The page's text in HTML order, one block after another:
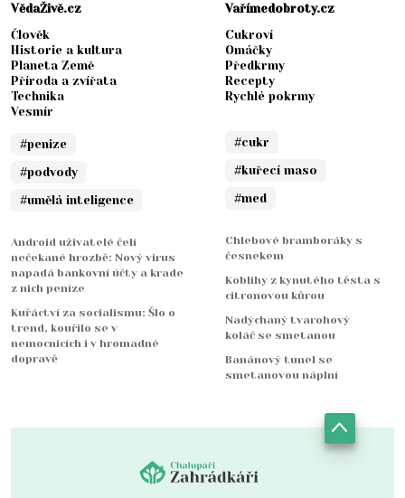
VědaŽivě.cz
Člověk
Historie a kultura
Planeta Země
Příroda a zvířata
Technika
Vesmír
#penize
#podvody
#umělá inteligence
Android uživatelé čelí
nečekané hrozbě: Nový virus
napadá bankovní účty a krade
z nich peníze
Kuřáctví za socialismu: Šlo o
trend, kouřilo se v
nemocnicích i v hromadné
dopravě
Vařímedobroty.cz
Cukroví
Omáčky
Předkrmy
Recepty
Rychlé pokrmy
#cukr
#kuřecí maso
#med
Chlebové bramboráky s
česnekem
Koblihy z kynutého těsta s
citronovou kůrou
Nadýchaný tvarohový
koláč se smetanou
Banánový tunel se
smetanovou náplní